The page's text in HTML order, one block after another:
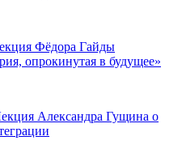
Фёдора Гайды
опрокинутая в будущее»
Александра Гущина о